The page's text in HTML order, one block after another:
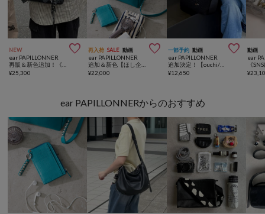
NEW 
ear PAPILLONNER
再販＆新色追加！《uchida企画》本革2WAYシンプルボストンバッグ
¥25,300
再入荷 SALE 動画 
ear PAPILLONNER
追加＆新色【ほし企画】スタッズポシェット/ショルダーバッグ
¥22,000
一部予約 動画 
ear PAPILLONNER
追加決定！【ouchi/ほし企画】ダイヤメッシュ2WAYトートバッグ Sサイズ
¥12,650
動画
ear
¥
ear PAPILLONNERからのおすすめ